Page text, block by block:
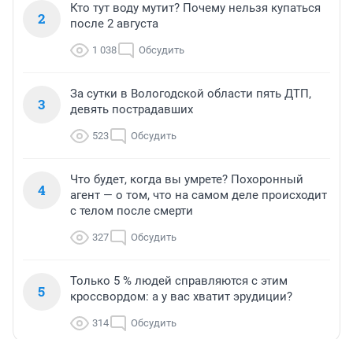
2
Кто тут воду мутит? Почему нельзя купаться
после 2 августа
1 038 Обсудить
3
За сутки в Вологодской области пять ДТП,
девять пострадавших
523 Обсудить
4
Что будет, когда вы умрете? Похоронный
агент — о том, что на самом деле происходит
с телом после смерти
327 Обсудить
5
Только 5 % людей справляются с этим
кроссвордом: а у вас хватит эрудиции?
314 Обсудить